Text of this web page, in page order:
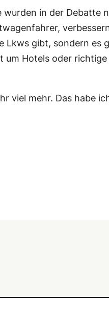
wurden in der Debatte
Lkws gibt, sondern es
Hotels oder
viel mehr. Das habe